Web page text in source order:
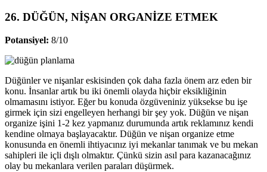
26. DÜĞÜN, NİŞAN ORGANİZE ETMEK
Potansiyel: 8/10
Düğünler ve nişanlar eskisinden çok daha fazla önem arz eden bir
konu. İnsanlar artık bu iki önemli olayda hiçbir eksikliğinin
olmamasını istiyor. Eğer bu konuda özgüveniniz yüksekse bu işe
girmek için sizi engelleyen herhangi bir şey yok. Düğün ve nişan
organize işini 1-2 kez yapmanız durumunda artık reklamınız kendi
kendine olmaya başlayacaktır. Düğün ve nişan organize etme
konusunda en önemli ihtiyacınız iyi mekanlar tanımak ve bu mekan
sahipleri ile içli dışlı olmaktır. Çünkü sizin asıl para kazanacağınız
olay bu mekanlara verilen paraları düşürmek.